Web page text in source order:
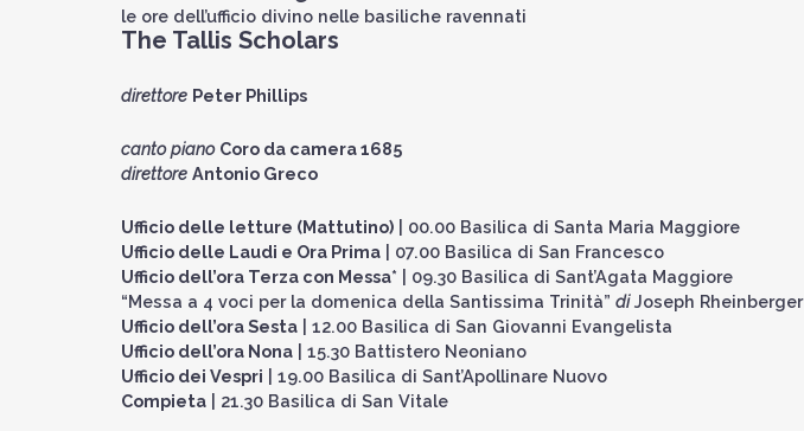
le ore dell’ufficio divino nelle basiliche ravennati
The Tallis Scholars
direttore Peter Phillips
canto piano Coro da camera 1685
direttore Antonio Greco
Ufficio delle letture (Mattutino) | 00.00 Basilica di Santa Maria Maggiore
Ufficio delle Laudi e Ora Prima | 07.00 Basilica di San Francesco
Ufficio dell’ora Terza con Messa* | 09.30 Basilica di Sant’Agata Maggiore
“Messa a 4 voci per la domenica della Santissima Trinità” diJoseph Rheinberger
Ufficio dell’ora Sesta | 12.00 Basilica di San Giovanni Evangelista
Ufficio dell’ora Nona | 15.30 Battistero Neoniano
Ufficio dei Vespri | 19.00 Basilica di Sant’Apollinare Nuovo
Compieta | 21.30 Basilica di San Vitale